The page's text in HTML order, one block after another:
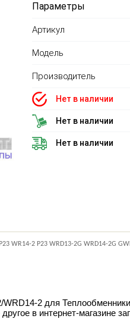
Параметры
Артикул
Модель
Производитель
Нет в наличии
Нет в наличии
Нет в наличии
WR14-2 P23 WRD13-2G WRD14-2G
2 для Теплообменники
в интернет-магазине